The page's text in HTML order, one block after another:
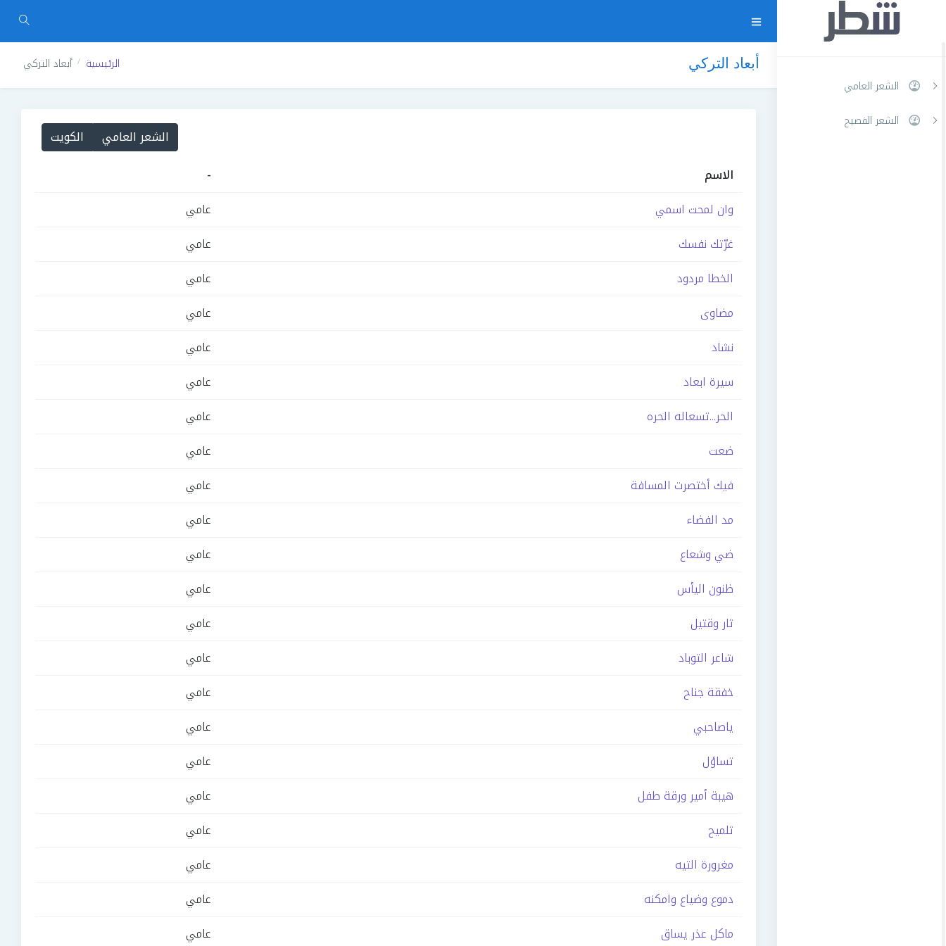
الشعر العامي
الشعر الفصيح
أبعاد التركي الرئيسية أبعاد التركي
الشعر العامي
الكويت
الاسم
-
وان لمحت اسمي
عامي
غرّتك نفسك
عامي
الخطا مردود
عامي
مضاوى
عامي
نشاد
عامي
سيرة ابعاد
عامي
الحر...تسعاله الحره
عامي
ضعت
عامي
فيك أختصرت المسافة
عامي
مد الفضاء
عامي
ضي وشعاع
عامي
ظنون اليأس
عامي
ثار وقتيل
عامي
شاعر التوباد
عامي
خفقة جناح
عامي
ياصاحبي
عامي
تساؤل
عامي
هيبة أمير ورقة طفل
عامي
تلميح
عامي
مغرورة التيه
عامي
دموع وضياع وامكنه
عامي
ماكل عذر يساق
عامي